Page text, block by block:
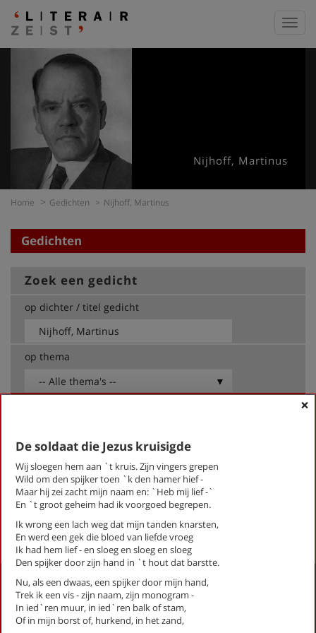
Nijhoff, Martinus
Home Gedichten Nijhoff, Martinus
Gedichten
Zoek een gedicht
op dichter / titel gedicht
op thema
-- Alle thema's --
De moeder de vrouw
De twee nablijvers
De wolken
«First‹Previous
1 › Next»Last
×
De soldaat die Jezus kruisigde
Wij sloegen hem aan `t kruis. Zijn vingers grepen
Wild om den spijker toen `k den hamer hief -
Maar hij zei zacht mijn naam en: `Heb mij lief -`
En `t groot geheim had ik voorgoed begrepen.
Ik wrong een lach weg dat mijn tanden knarsten,
En werd een gek die bloed van liefde vroeg
Ik had hem lief - en sloeg en sloeg en sloeg
Den spijker door zijn hand in `t hout dat barstte.
Nu, als een dwaas, een spijker door mijn hand,
Trek ik een vis - zijn naam, zijn monogram -
In ied`ren muur, in ied`ren balk of stam,
Of in mijn borst of, hurkend, in het zand,
Activiteiten
Lezingen door en over schrijvers
Stadsdichtersduo van Zeist